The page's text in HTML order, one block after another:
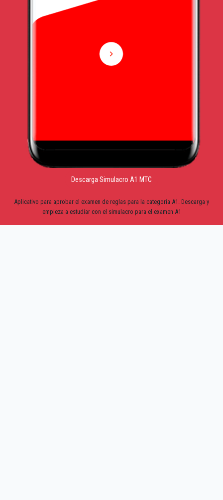
Descarga Simulacro A1 MTC
Aplicativo para aprobar el examen de reglas para la categoria A1. Descarga y
empieza a estudiar con el simulacro para el examen A1